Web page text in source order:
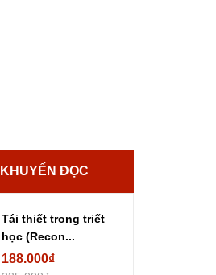
ĐỌC
Tái thiết trong triết
học (Recon...
188.000₫